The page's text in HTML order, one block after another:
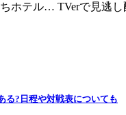
ホテル… TVerで見逃
る?日程や対戦表についても